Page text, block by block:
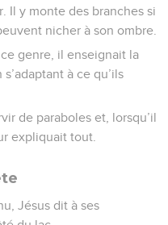
Il y monte des branches si
nicher à son ombre.
genre, il enseignait la
à ce qu’ils
de paraboles et, lorsqu’il
expliquait tout.
Jésus dit à ses